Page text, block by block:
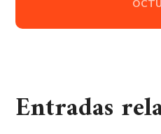
Entradas